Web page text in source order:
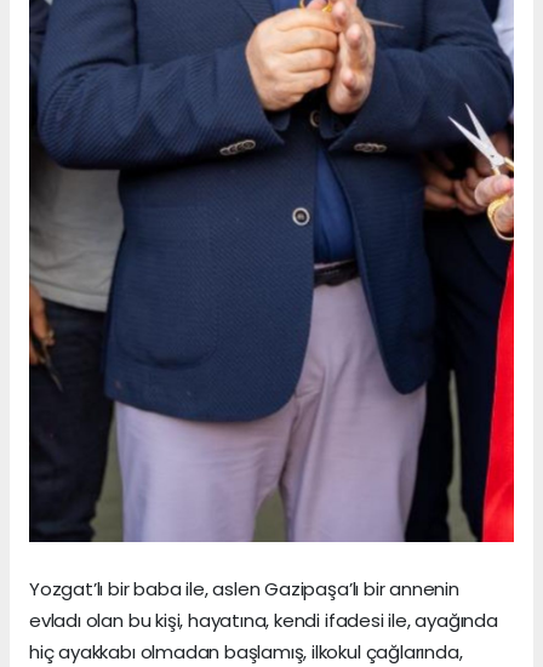
Yozgat’lı bir baba ile, aslen Gazipaşa’lı bir annenin
evladı olan bu kişi, hayatına, kendi ifadesi ile, ayağında
hiç ayakkabı olmadan başlamış, ilkokul çağlarında,